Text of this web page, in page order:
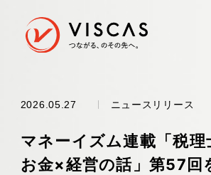
2026.05.27 ニュースリリース
マネーイズム連載「税理
お金×経営の話」第57回